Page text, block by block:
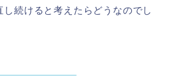
し続けると考えたらどうなのでし